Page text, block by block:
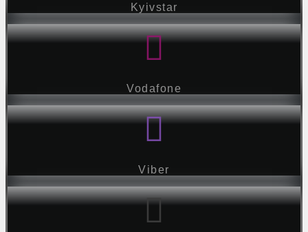
Kyivstar
Vodafone
Viber